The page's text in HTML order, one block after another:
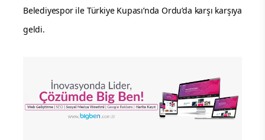
Belediyespor ile Türkiye Kupası’nda Ordu’da karşı karşıya
geldi.